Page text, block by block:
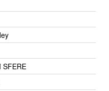
SFERE